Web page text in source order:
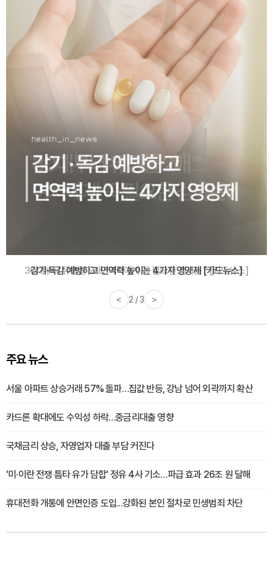
감기·독감 예방하고 면역력 높이는 4가지 영양제 [카드뉴스]
< 3 / 3 >
주요 뉴스
서울 아파트 상승거래 57% 돌파…집값 반등, 강남 넘어 외곽까지 확산
카드론 확대에도 수익성 하락…중금리대출 영향
국채금리 상승, 자영업자 대출 부담 커진다
'미·이란 전쟁 틈타 유가 담합' 정유 4사 기소…파급 효과 26조 원 달해
휴대전화 개통에 안면인증 도입...강화된 본인 절차로 민생범죄 차단